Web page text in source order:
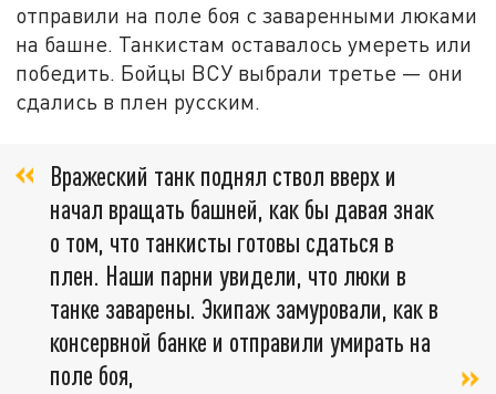
отправили на поле боя с заваренными люками
на башне. Танкистам оставалось умереть или
победить. Бойцы ВСУ выбрали третье — они
сдались в плен русским.
Вражеский танк поднял ствол вверх и
начал вращать башней, как бы давая знак
о том, что танкисты готовы сдаться в
плен. Наши парни увидели, что люки в
танке заварены. Экипаж замуровали, как в
консервной банке и отправили умирать на
поле боя,